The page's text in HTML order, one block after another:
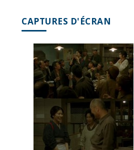
CAPTURES D'ÉCRAN